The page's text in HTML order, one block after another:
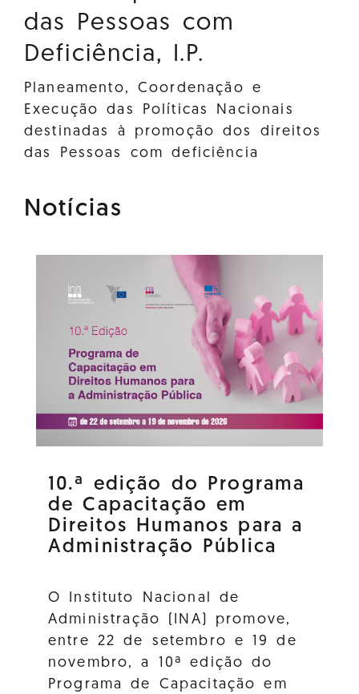
das Pessoas com
Deficiência, I.P.
Planeamento, Coordenação e
Execução das Políticas Nacionais
destinadas à promoção dos direitos
das Pessoas com deficiência
Notícias
10.ª edição do Programa
de Capacitação em
Direitos Humanos para a
Administração Pública
O Instituto Nacional de
Administração (INA) promove,
entre 22 de setembro e 19 de
novembro, a 10ª edição do
Programa de Capacitação em